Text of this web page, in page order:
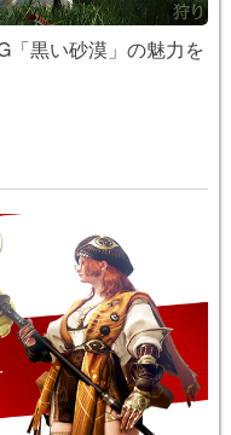
黒い砂漠」の魅力を